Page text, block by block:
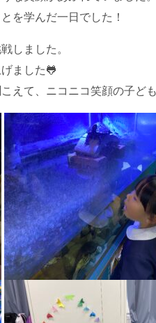
を学んだ一日でした！
しました。
ました🐸
えて、ニコニコ笑顔の子ど